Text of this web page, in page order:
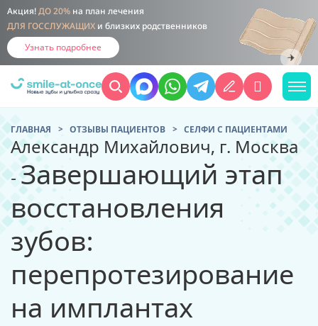
Акция! ДО 20% на план лечения
ДЛЯ ГОССЛУЖАЩИХ и близких родственников
Узнать подробнее
ГЛАВНАЯ ОТЗЫВЫ ПАЦИЕНТОВ CЕЛФИ С ПАЦИЕНТАМИ
Александр Михайлович, г. Москва
-Завершающий этап
восстановления
зубов:
перепротезирование
на имплантах